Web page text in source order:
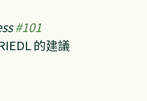
#101
的建議